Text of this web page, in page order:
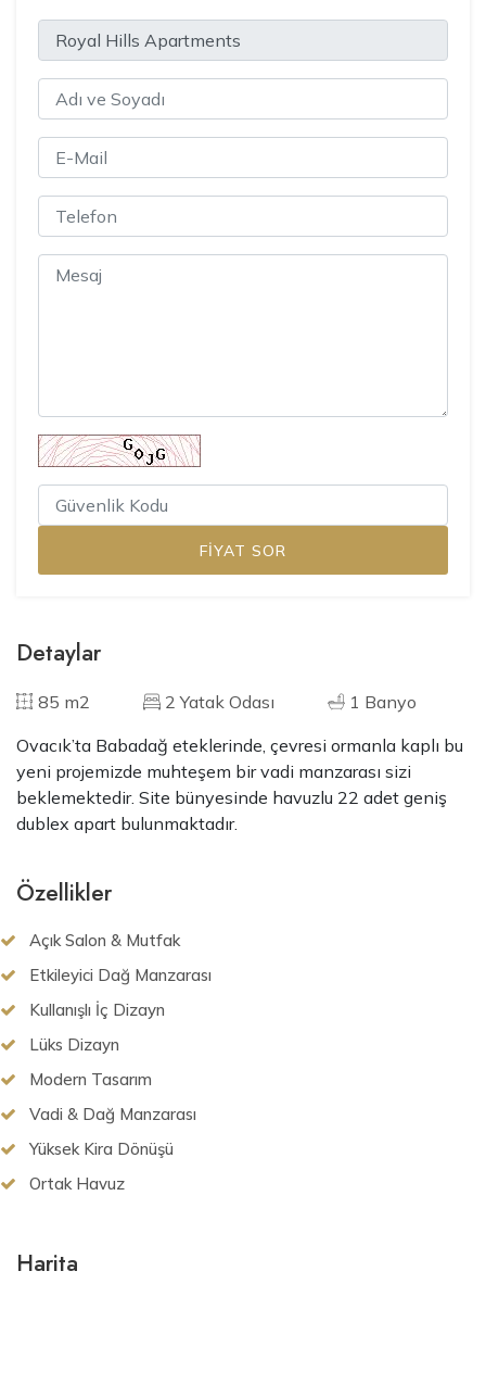
Detaylar
85 m2 2 Yatak Odası
1 Banyo
Ovacık’ta Babadağ eteklerinde, çevresi ormanla kaplı bu
yeni projemizde muhteşem bir vadi manzarası sizi
beklemektedir. Site bünyesinde havuzlu 22 adet geniş
dublex apart bulunmaktadır.
Özellikler
Açık Salon & Mutfak
Etkileyici Dağ Manzarası
Kullanışlı İç Dizayn
Lüks Dizayn
Modern Tasarım
Vadi & Dağ Manzarası
Yüksek Kira Dönüşü
Ortak Havuz
Harita